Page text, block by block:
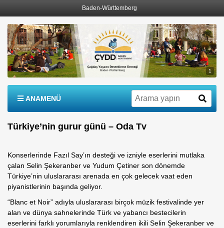
Baden-Württemberg
1
ANAMENÜ
Türkiye’nin gurur günü – Oda Tv
Konserlerinde Fazıl Say’ın desteği ve izniyle eserlerini mutlaka
çalan Selin Şekeranber ve Yudum Çetiner son dönemde
Türkiye’nin uluslararası arenada en çok gelecek vaat eden
piyanistlerinin başında geliyor.
“Blanc et Noir” adıyla uluslararası birçok müzik festivalinde yer
alan ve dünya sahnelerinde Türk ve yabancı bestecilerin
eserlerini farklı yorumlarıyla renklendiren ikili Selin Şekeranber ve